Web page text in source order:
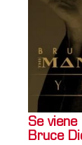
Se
Bruce